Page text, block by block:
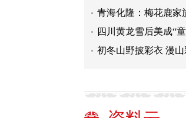
青海化隆：梅花鹿家
四川黄龙雪后美成“
初冬山野披彩衣 漫